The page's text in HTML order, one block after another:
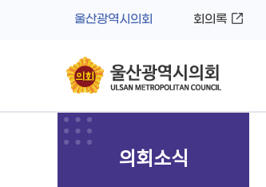
울산광역시의회 회의록
의회소식